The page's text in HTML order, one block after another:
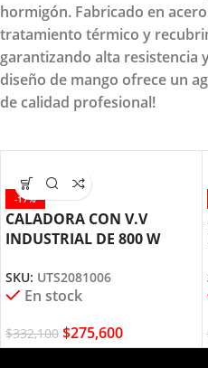
hormigón. Fabricado en
tratamiento térmico y
garantizando alta resistencia
diseño de mango ofrece un
de calidad profesional!
-17%
CALADORA CON V.V
INDUSTRIAL DE 800 W
SKU: UTS2081006
En stock
$332,100 $275,600